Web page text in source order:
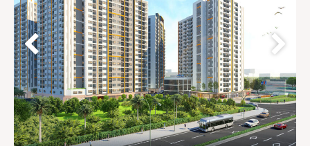
Search
Phiên bản cập nhật V3
& tìm kiếm nhanh chóng hơn
Trang chủ
Dự án